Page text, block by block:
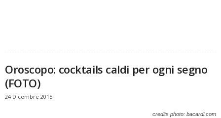
Oroscopo: cocktails caldi per ogni segno
(FOTO)
24 Dicembre 2015
credits photo: bacardi.com